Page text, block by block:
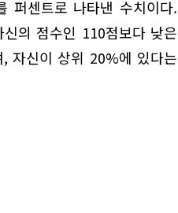
퍼센트로 나타낸 수치이다.
의 점수인 110점보다 낮은
자신이 상위 20%에 있다는